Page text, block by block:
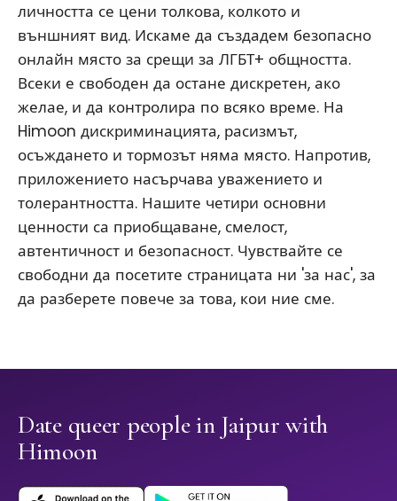
личността се цени толкова, колкото и
външният вид. Искаме да създадем безопасно
онлайн място за срещи за ЛГБТ+ общността.
Всеки е свободен да остане дискретен, ако
желае, и да контролира по всяко време. На
Himoon дискриминацията, расизмът,
осъждането и тормозът няма място. Напротив,
приложението насърчава уважението и
толерантността. Нашите четири основни
ценности са приобщаване, смелост,
автентичност и безопасност. Чувствайте се
свободни да посетите страницата ни 'за нас', за
да разберете повече за това, кои ние сме.
Date queer people in Jaipur with
Himoon